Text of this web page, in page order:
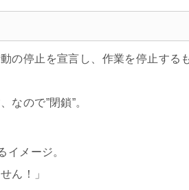
の停止を宣言し、作業を停止する
なので”閉鎖”。
イメージ。
ん！」